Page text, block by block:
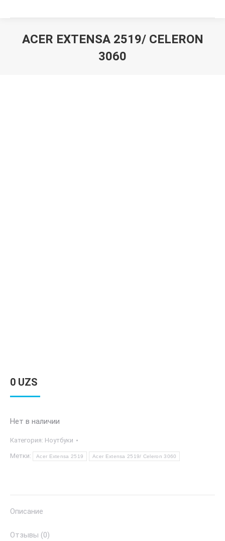
ACER EXTENSA 2519/ CELERON
3060
0 UZS
Нет в наличии
Категория: Ноутбуки
Метки: Acer Extensa 2519 Acer Extensa 2519/ Celeron 3060
Описание
Отзывы (0)